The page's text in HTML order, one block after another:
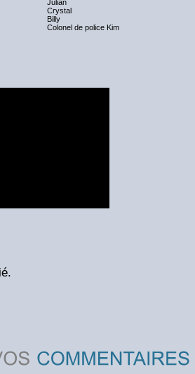
Julian
Crystal
Billy
Colonel de police Kim